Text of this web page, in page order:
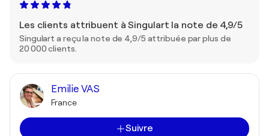
Les clients attribuent à Singulart la note de 4,9/5
Singulart a reçu la note de 4,9/5 attribuée par plus de
20 000 clients.
Emilie VAS
France
Suivre